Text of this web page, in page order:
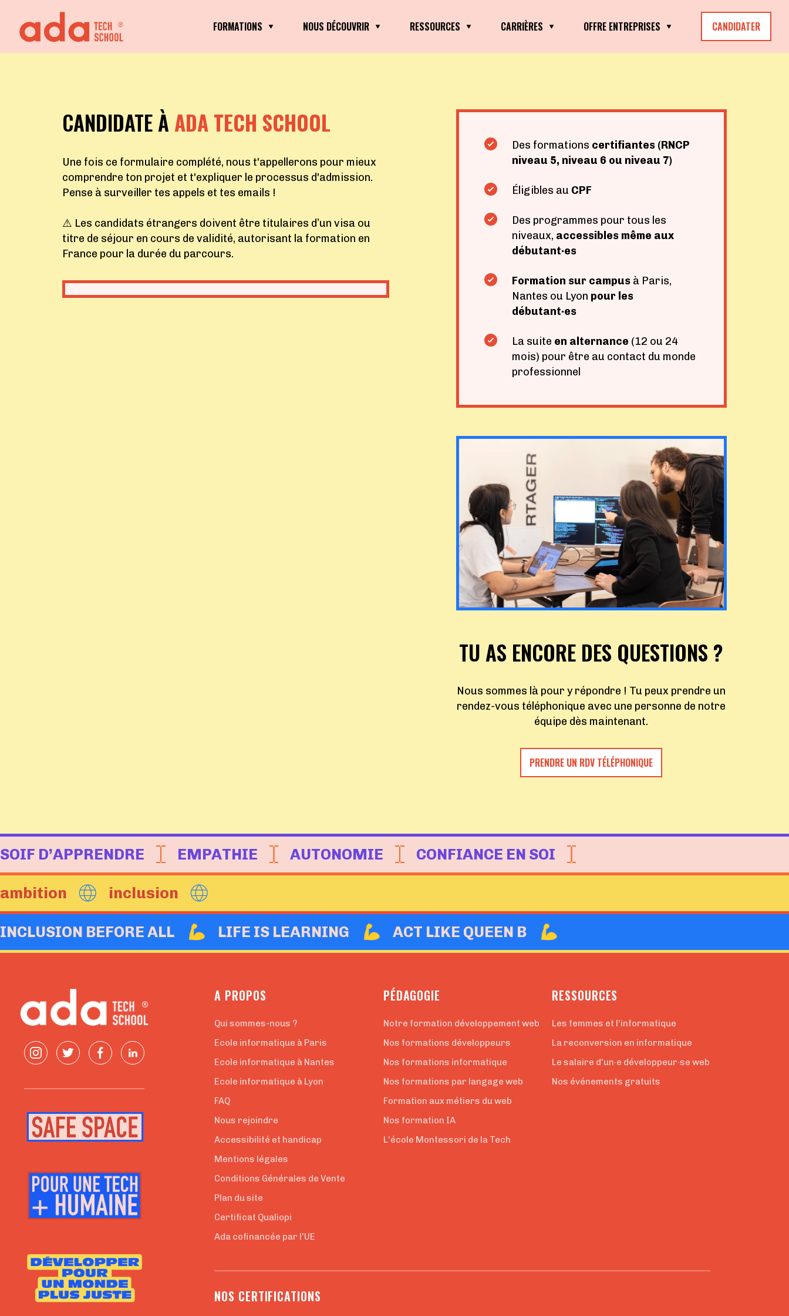
FORMATIONS NOUS DÉCOUVRIR RESSOURCES CARRIÈRES OFFRE ENTREPRISES CANDIDATER
CANDIDATE À ADA TECH SCHOOL
Une fois ce formulaire complété, nous t'appellerons pour mieux
comprendre ton projet et t'expliquer le processus d'admission.
Pense à surveiller tes appels et tes emails !
⚠️ Les candidats étrangers doivent être titulaires d’un visa ou
titre de séjour en cours de validité, autorisant la formation en
France pour la durée du parcours.
Des formations certifiantes (RNCP
niveau 5, niveau 6 ou niveau 7)
Éligibles au CPF
Des programmes pour tous les
niveaux, accessibles même aux
débutant·es
Formation sur campus à Paris,
Nantes ou Lyon pour les
débutant·es
La suite en alternance (12 ou 24
mois) pour être au contact du monde
professionnel
TU AS ENCORE DES QUESTIONS ?
Nous sommes là pour y répondre ! Tu peux prendre un
rendez-vous téléphonique avec une personne de notre
équipe dès maintenant.
PRENDRE UN RDV TÉLÉPHONIQUE
SOIF D’APPRENDRE EMPATHIE AUTONOMIE CONFIANCE EN SOI
ambition inclusion
INCLUSION BEFORE ALL LIFE IS LEARNING ACT LIKE QUEEN B
A PROPOS
Qui sommes-nous ?
Ecole informatique à Paris
Ecole informatique à Nantes
Ecole informatique à Lyon
FAQ
Nous rejoindre
Accessibilité et handicap
Mentions légales
Conditions Générales de Vente
Plan du site
Certificat Qualiopi
Ada cofinancée par l'UE
PÉDAGOGIE
Notre formation développement web
Nos formations développeurs
Nos formations informatique
Nos formations par langage web
Formation aux métiers du web
Nos formation IA
L'école Montessori de la Tech
RESSOURCES
Les femmes et l'informatique
La reconversion en informatique
Le salaire d'un·e développeur·se web
Nos événements gratuits
NOS CERTIFICATIONS